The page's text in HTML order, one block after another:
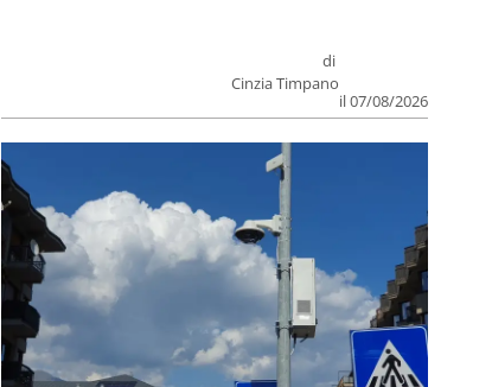
di
Cinzia Timpano
il 07/08/2026